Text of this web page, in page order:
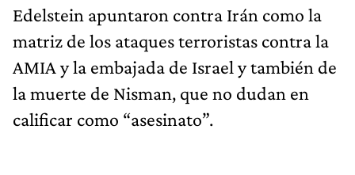
Edelstein apuntaron contra Irán como la
matriz de los ataques terroristas contra la
AMIA y la embajada de Israel y también de
la muerte de Nisman, que no dudan en
calificar como “asesinato”.